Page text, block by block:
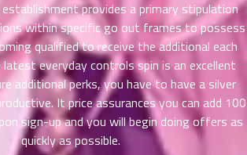
establishment provides a primary stipulation
within specific go out frames to possess
qualified to receive the additional each
latest everyday controls spin is an excellent
additional perks, you have to have a silver
It price assurances you can add 100
sign-up and you will begin doing offers as
quickly as possible.